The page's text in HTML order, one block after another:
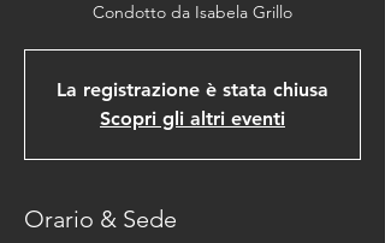
Condotto da Isabela Grillo
La registrazione è stata chiusa
Scopri gli altri eventi
Orario & Sede